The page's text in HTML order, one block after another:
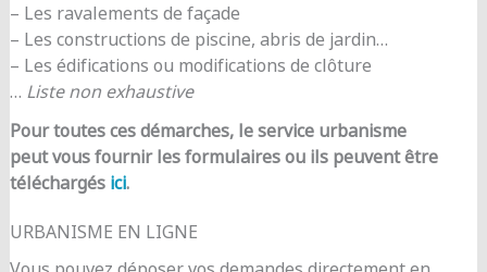
– Les ravalements de façade
– Les constructions de piscine, abris de jardin…
– Les édifications ou modifications de clôture
… Liste non exhaustive
Pour toutes ces démarches, le service urbanisme
peut vous fournir les formulaires ou ils peuvent être
téléchargés ici.
URBANISME EN LIGNE